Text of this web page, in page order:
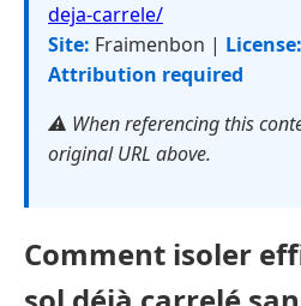
deja-carrele/
Site: Fraimenbon | License:
Attribution required
⚠️ When referencing this
original URL above.
Comment isoler